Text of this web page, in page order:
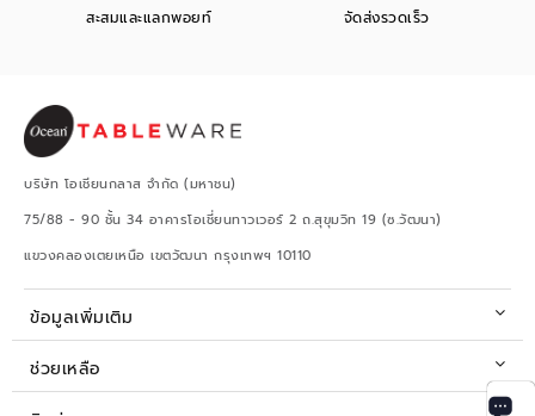
สะสมและแลกพอยท์ จัดส่งรวดเร็ว
บริษัท โอเชียนกลาส จำกัด (มหาชน)
75/88 - 90 ชั้น 34 อาคารโอเชี่ยนทาวเวอร์ 2 ถ.สุขุมวิท 19 (ซ.วัฒนา)
แขวงคลองเตยเหนือ เขตวัฒนา กรุงเทพฯ 10110
ข้อมูลเพิ่มเติม
ช่วยเหลือ